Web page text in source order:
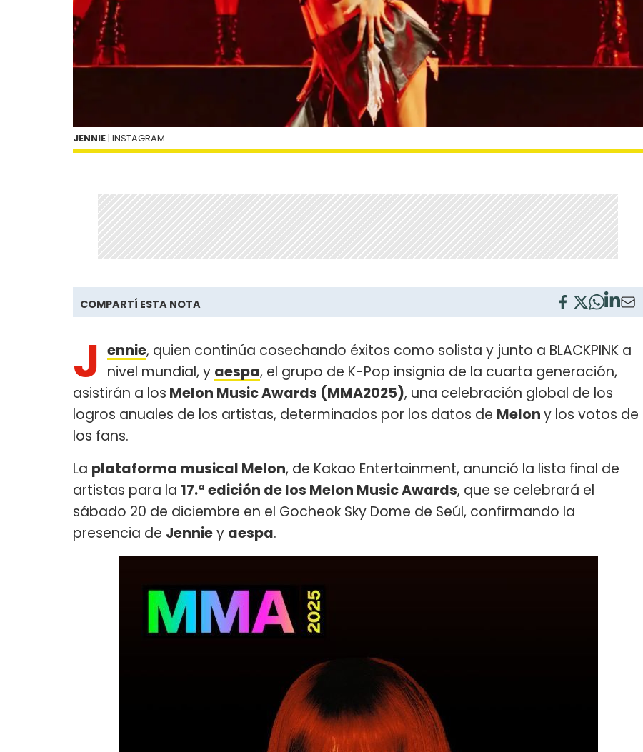
JENNIE | INSTAGRAM
COMPARTÍ ESTA NOTA
J ennie, quien continúa cosechando éxitos como solista y junto a BLACKPINK a
nivel mundial, y aespa, el grupo de K-Pop insignia de la cuarta generación,
asistirán a los Melon Music Awards (MMA2025), una celebración global de los
logros anuales de los artistas, determinados por los datos de Melony los votos de
los fans.
La plataforma musical Melon, de Kakao Entertainment, anunció la lista final de
artistas para la 17.ª edición de los Melon Music Awards, que se celebrará el
sábado 20 de diciembre en el Gocheok Sky Dome de Seúl, confirmando la
presencia de Jenniey aespa.